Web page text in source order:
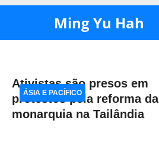
Ming Yu Hah
Ativistas são presos em
protestos pela reforma da
monarquia na Tailândia
ÁSIA E PACÍFICO